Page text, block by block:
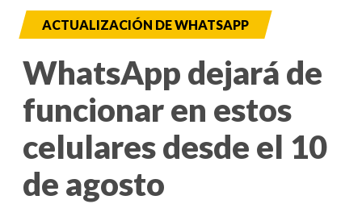
ACTUALIZACIÓN DE WHATSAPP
WhatsApp dejará de
funcionar en estos
celulares desde el 10
de agosto